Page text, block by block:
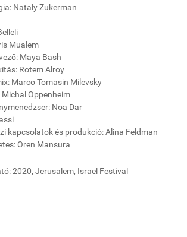
Nataly Zukerman
Mualem
Maya Bash
Rotem Alroy
Marco Tomasin Milevsky
Michal Oppenheim
Noa Dar
kapcsolatok és produkció: Alina Feldman
Oren Mansura
2020, Jerusalem, Israel Festival